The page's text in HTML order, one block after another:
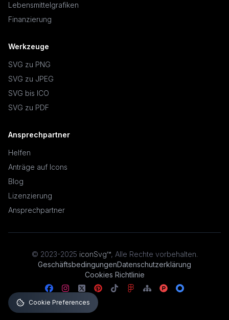
Lebensmittelgrafiken
Finanzierung
Werkzeuge
SVG zu PNG
SVG zu JPEG
SVG bis ICO
SVG zu PDF
Ansprechpartner
Helfen
Anträge auf Icons
Blog
Lizenzierung
Ansprechpartner
© 2023-2025 iconSvg™, Alle Rechte vorbehalten.
GeschäftsbedingungenDatenschutzerklärung
Cookies Richtlinie
Cookie Preferences